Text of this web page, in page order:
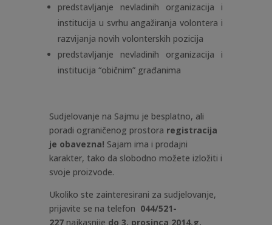
predstavljanje nevladinih organizacija i
institucija u svrhu angažiranja volontera i
razvijanja novih volonterskih pozicija
predstavljanje nevladinih organizacija i
institucija “običnim” građanima
Sudjelovanje na Sajmu je besplatno, ali
poradi ograničenog prostora registracija
je obavezna! Sajam ima i prodajni
karakter, tako da slobodno možete izložiti i
svoje proizvode.
Ukoliko ste zainteresirani za sudjelovanje,
prijavite se na telefon 044/521-
227 najkasnije do 3. prosinca 2014.g.